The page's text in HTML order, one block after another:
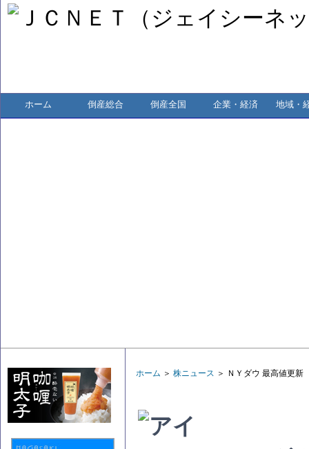
ホーム 倒産総合 倒産全国 企業・経済 地域・
ホーム ＞ 株ニュース ＞ ＮＹダウ 最高値更